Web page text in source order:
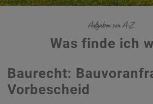
Aufgaben von A-Z
Was finde ich
Baurecht:
Vorbescheid